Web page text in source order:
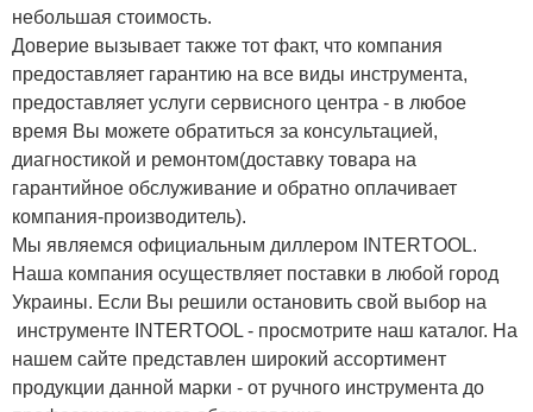
небольшая стоимость.
Доверие вызывает также тот факт, что компания
предоставляет гарантию на все виды инструмента,
предоставляет услуги сервисного центра - в любое
время Вы можете обратиться за консультацией,
диагностикой и ремонтом(доставку товара на
гарантийное обслуживание и обратно оплачивает
компания-производитель).
Мы являемся официальным диллером INTERTOOL.
Наша компания осуществляет поставки в любой город
Украины. Если Вы решили остановить свой выбор на
инструменте INTERTOOL - просмотрите наш каталог. На
нашем сайте представлен широкий ассортимент
продукции данной марки - от ручного инструмента до